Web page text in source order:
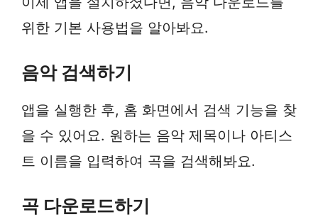
위한 기본 사용법을 알아봐요.
음악 검색하기
앱을 실행한 후, 홈 화면에서 검색 기능을 찾
을 수 있어요. 원하는 음악 제목이나 아티스
트 이름을 입력하여 곡을 검색해봐요.
곡 다운로드하기